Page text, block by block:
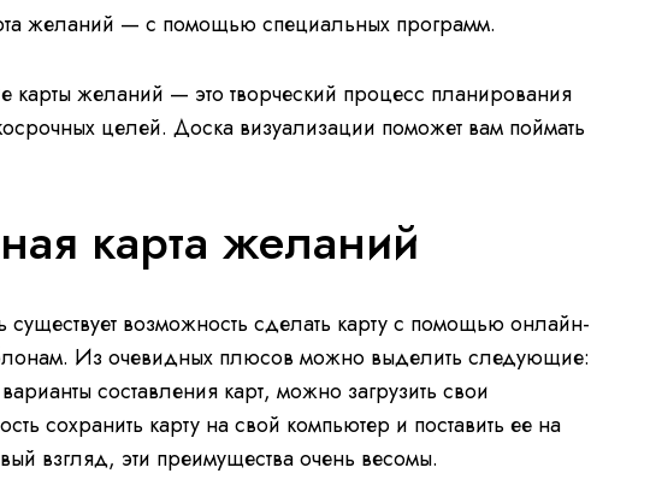
желаний — с помощью специальных программ.
карты желаний — это творческий процесс планирования
целей. Доска визуализации поможет вам поймать
карта желаний
возможность сделать карту с помощью онлайн-
Из очевидных плюсов можно выделить следующие:
составления карт, можно загрузить свои
сохранить карту на свой компьютер и поставить ее на
взгляд, эти преимущества очень весомы.